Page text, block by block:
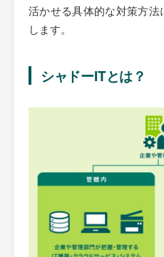
活かせる具体的な対策方
します。
シャドーITとは？